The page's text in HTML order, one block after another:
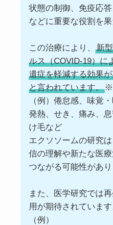
状態の制御、免疫応
などに重要な役割を果
この治療により、
新
ルス（COVID-19）に
遺症を軽減する効果
と言われています。※
（例）倦怠感、味覚・
発熱、せき、痛み、
け毛など
エクソソームの研究
信の理解や新たな医
つながる可能性があり
また、医学研究では
用が期待されています
（例）